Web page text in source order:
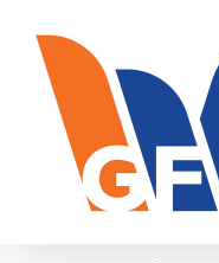
Inhalt
springen